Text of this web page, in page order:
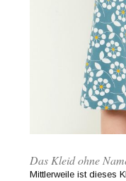
Das Kleid ohne
Mittlerweile ist dieses